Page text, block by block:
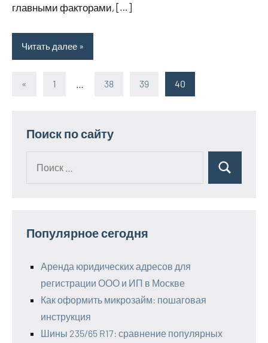
главными факторами, […]
Читать далее
«
Предыдущие
1 38 39 40
Поиск по сайту
Поиск
Популярное сегодня
Аренда юридических адресов для
регистрации ООО и ИП в Москве
Как оформить микрозайм: пошаговая
инструкция
Шины 235/65 R17: сравнение популярных